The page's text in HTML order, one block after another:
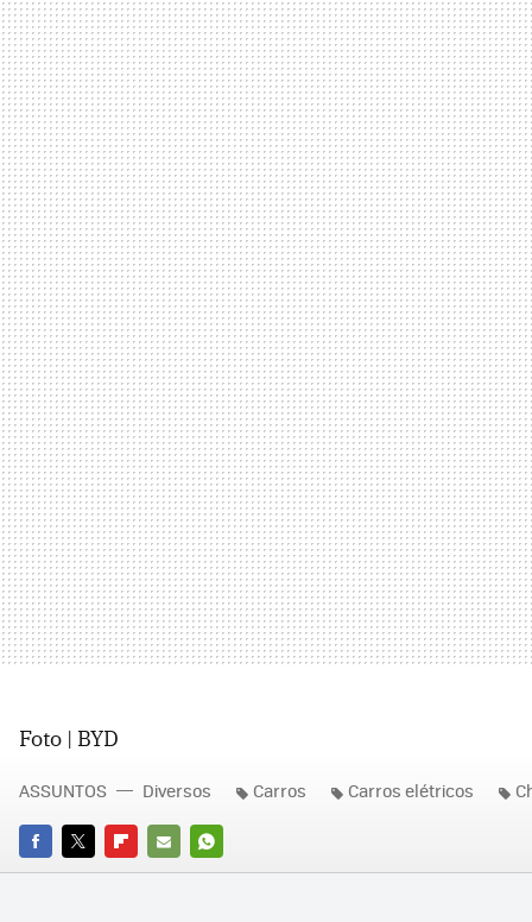
Foto | BYD
FACEBOOK
TWITTERFLIPBOARD
E-
WHATSAPP
ASSUNTOS Diversos Carros Carros elétricos